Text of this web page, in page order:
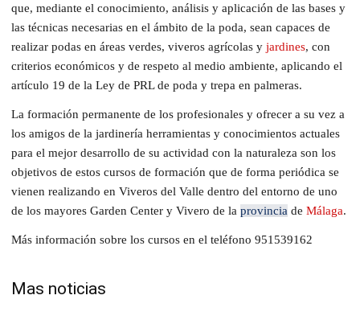
que, mediante el conocimiento, análisis y aplicación de las bases y
las técnicas necesarias en el ámbito de la poda, sean capaces de
realizar podas en áreas verdes, viveros agrícolas y jardines, con
criterios económicos y de respeto al medio ambiente, aplicando el
artículo 19 de la Ley de PRL de poda y trepa en palmeras.
La formación permanente de los profesionales y ofrecer a su vez a
los amigos de la jardinería herramientas y conocimientos actuales
para el mejor desarrollo de su actividad con la naturaleza son los
objetivos de estos cursos de formación que de forma periódica se
vienen realizando en Viveros del Valle dentro del entorno de uno
de los mayores Garden Center y Vivero de la provincia de Málaga.
Más información sobre los cursos en el teléfono 951539162
Mas noticias